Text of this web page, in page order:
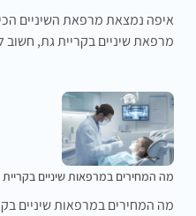
איפה נמצאת מרפאת השיניים
מרפאת שיניים בקריית גת, חשוב
מה המחירים במרפאות שיניים
מה המחירים במרפאות שיניים